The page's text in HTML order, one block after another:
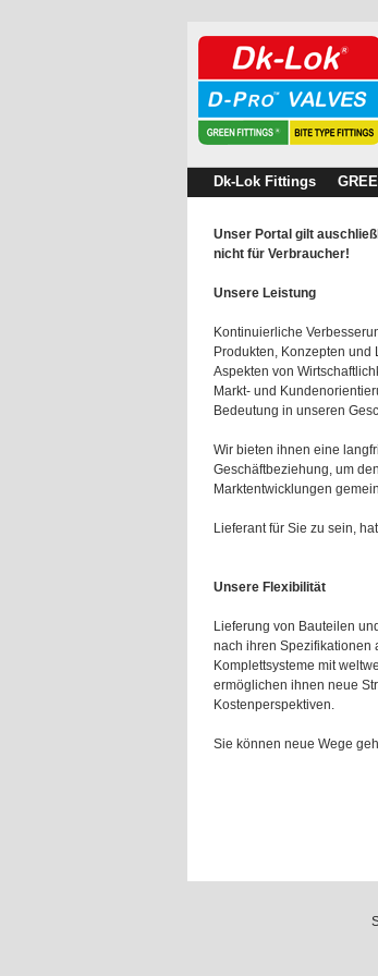
Dk-Lok Fittings
Unser Portal gilt
nicht für Verbraucher!
Unsere Leistung
Kontinuierliche
Produkten, Konzepten und
Aspekten von
Markt- und
Bedeutung in unseren
Wir bieten ihnen eine
Geschäftbeziehung, um
Marktentwicklungen
Lieferant für Sie zu sein,
Unsere Flexibilität
Lieferung von Bauteilen
nach ihren Spezifikationen
Komplettsysteme mit
ermöglichen ihnen neue
Kostenperspektiven.
Sie können neue Wege